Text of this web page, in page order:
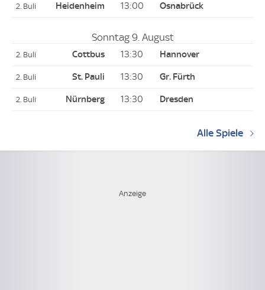
2. Buli 13:00
Sonntag 9. August
2. Buli 13:30
2. Buli 13:30
2. Buli 13:30
Alle Spiele